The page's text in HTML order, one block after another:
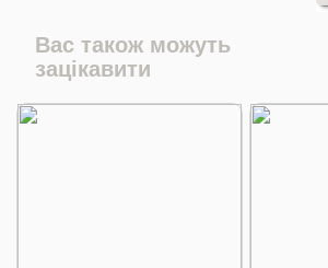
Вас також можуть
зацікавити